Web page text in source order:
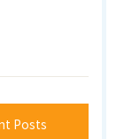
Posts